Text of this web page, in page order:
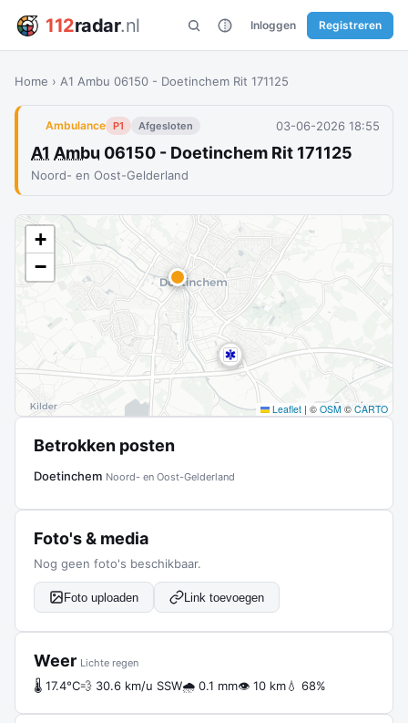
112radar.nl Inloggen Registreren
Home › A1 Ambu 06150 - Doetinchem Rit 171125
Ambulance P1 Afgesloten 03-06-2026 18:55
A1 Ambu 06150 - Doetinchem Rit 171125
Noord- en Oost-Gelderland
+
−
Leaflet | © OSM © CARTO
Betrokken posten
Doetinchem Noord- en Oost-Gelderland
Foto's & media
Nog geen foto's beschikbaar.
Foto uploaden Link toevoegen
Weer Lichte regen
🌡 17.4°C💨 30.6 km/u SSW🌧 0.1 mm👁 10 km💧 68%